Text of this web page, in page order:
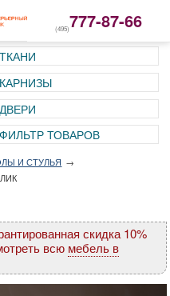
(495)777-87-66
ТКАНИ
КАРНИЗЫ
ДВЕРИ
И СТУЛЬЯ →
скидка 10%
всю мебель в